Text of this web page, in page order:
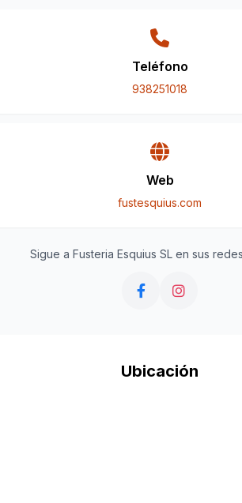
Teléfono
938251018
Web
fustesquius.com
Sigue a Fusteria Esquius SL en sus
Ubicación